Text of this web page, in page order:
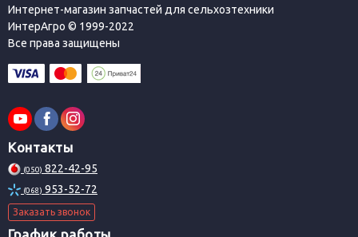
Интернет-магазин запчастей для сельхозтехники
ИнтерАгро © 1999-2022
Все права защищены
Контакты
(050) 822-42-95
(068) 953-52-72
Заказать звонок